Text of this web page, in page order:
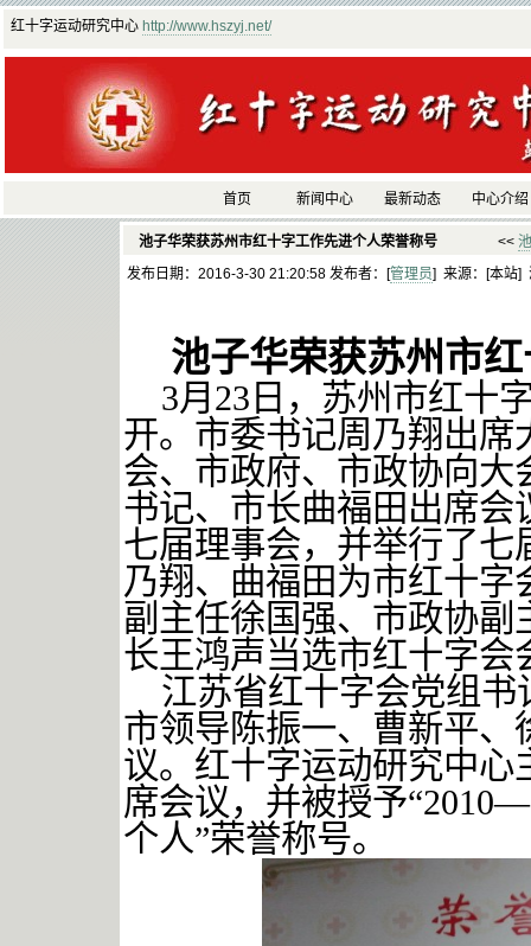
红十字运动研究中心 http://www.hszyj.net/
首页 新闻中心 最新动态 中心介绍
池子华荣获苏州市红十字工作先进个人荣誉称号 <<
发布日期：2016-3-30 21:20:58 发布者：[管理员] 来源：[本站]
池子华荣获苏州市
3月23日，苏州市红十
开。市委书记周乃翔出
会、市政府、市政协向
书记、市长曲福田出席
七届理事会，并举行了
乃翔、曲福田为市红十
副主任徐国强、市政协
长王鸿声当选市红十字会
江苏省红十字会党组
市领导陈振一、曹新平
议。红十字运动研究中
席会议，并被授予
个人”荣誉称号。